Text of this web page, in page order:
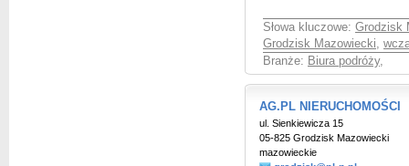
Słowa kluczowe: Grodzisk
Grodzisk Mazowiecki,
Branże: Biura podróży,
AG.PL NIERUCHOMOŚCI
ul. Sienkiewicza 15
05-825 Grodzisk Mazowiecki
mazowieckie